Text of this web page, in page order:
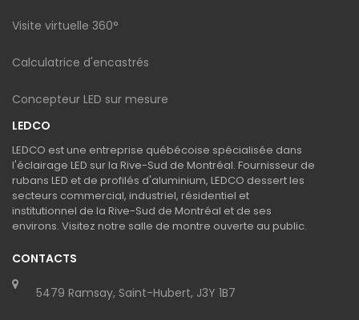
Visite virtuelle 360°
Calculatrice d'encastrés
Concepteur LED sur mesure
LEDCO
LEDCO est une entreprise québécoise spécialisée dans
l'éclairage LED sur la Rive-Sud de Montréal. Fournisseur de
rubans LED et de profilés d'aluminium, LEDCO dessert les
secteurs commercial, industriel, résidentiel et
institutionnel de la Rive-Sud de Montréal et de ses
environs. Visitez notre salle de montre ouverte au public.
CONTACTS
5479 Ramsay, Saint-Hubert, J3Y 1B7